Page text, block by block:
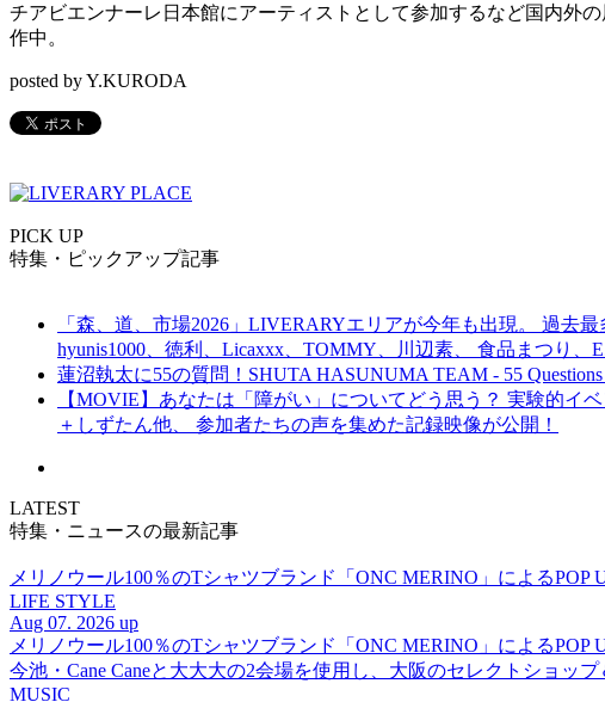
チアビエンナーレ日本館にアーティストとして参加するなど国内
作中。
posted by Y.KURODA
PICK UP
特集・ピックアップ記事
「森、道、市場2026」LIVERARYエリアが今年も出現。 過去
hyunis1000、徳利、Licaxxx、TOMMY、川辺素、 食品まつり、
蓮沼執太に55の質問！SHUTA HASUNUMA TEAM - 55
【MOVIE】あなたは「障がい」についてどう思う？ 実験的イ
＋しずたん他、 参加者たちの声を集めた記録映像が公開！
LATEST
特集・ニュースの最新記事
メリノウール100％のTシャツブランド「ONC MERINO」による
LIFE STYLE
Aug 07. 2026 up
メリノウール100％のTシャツブランド「ONC MERINO」による
今池・Cane Caneと大大大の2会場を使用し、大阪のセレクトショッ
MUSIC